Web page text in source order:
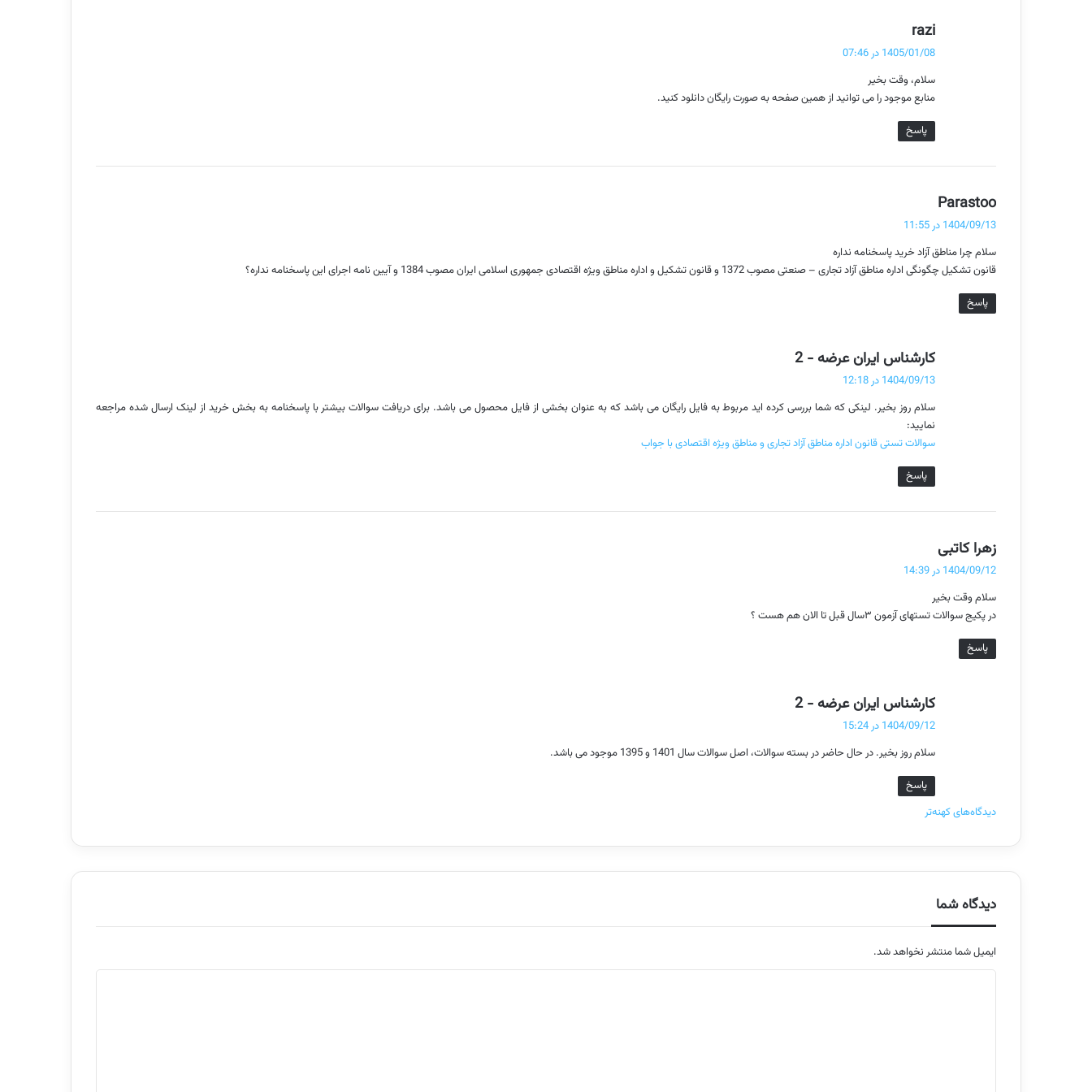
ا
ه‌
ه
ا
razi
ف
1405/01/08 در 07:46
سلام، وقت بخیر
منابع موجود را می توانید از همین صفحه به صورت رایگان دانلود کنید.
پاسخ
Parastoo
:
1404/09/13 در 11:55
سلام چرا مناطق آزاد خرید پاسخنامه نداره
قانون تشکیل چگونگی اداره مناطق آزاد تجاری – صنعتی مصوب 1372 و قانون تشکیل و اداره مناطق ویژه اقتصادی جمهوری اسلامی ایران مصوب 1384 و آیین نامه اجرای این پاسخنامه نداره؟
پاسخ
کارشناس ایران عرضه - 2
:
1404/09/13 در 12:18
سلام روز بخیر. لینکی که شما بررسی کرده اید مربوط به فایل رایگان می باشد که به عنوان بخشی از فایل محصول می باشد. برای دریافت سوالات بیشتر با پاسخنامه به بخش خرید از لینک ارسال شده مراجعه
نمایید:
سوالات تستی قانون اداره مناطق آزاد تجاری و مناطق ویژه اقتصادی با جواب
پاسخ
زهرا کاتبی
:
1404/09/12 در 14:39
سلام وقت بخیر
در پکیج سوالات تستهای آزمون ۳سال قبل تا الان هم هست ؟
پاسخ
کارشناس ایران عرضه - 2
:
1404/09/12 در 15:24
سلام روز بخیر. در حال حاضر در بسته سوالات، اصل سوالات سال 1401 و 1395 موجود می باشد.
پاسخ
ر
ا
ه
ب
ر
ی
دیدگاه‌های کهنه‌تر
دیدگاه شما
ایمیل شما منتشر نخواهد شد.